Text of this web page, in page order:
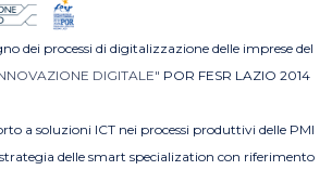
dei processi di digitalizzazione delle imprese del
DIGITALE" POR FESR LAZIO 2014
a soluzioni ICT nei processi produttivi delle PMI
delle smart specialization con riferimento